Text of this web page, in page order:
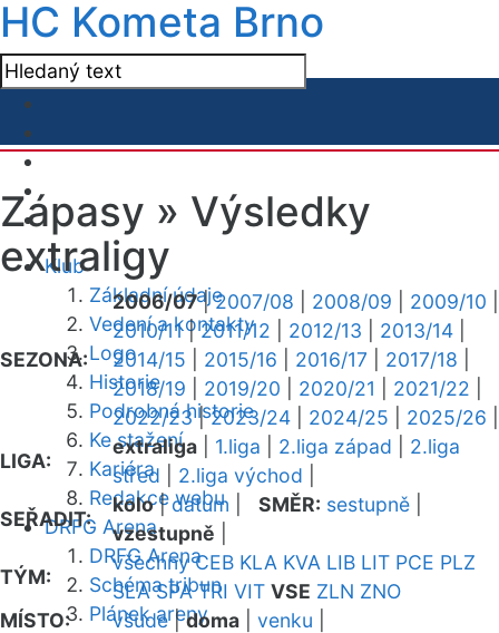
HC Kometa Brno
Klub
Základní údaje
Vedení a kontakty
Logo
Historie
Podrobná historie
Ke stažení
Kariéra
Redakce webu
DRFG Arena
DRFG Arena
Schéma tribun
Plánek areny
Zápasy » Výsledky
extraligy
SEZONA:
2006/07|2007/08 2008/09 2009/10
2010/11|2011/12 2012/13 2013/14
2014/15
2015/16 2016/17 2017/18
2018/19
2019/20 2020/21 2021/22
2022/23|2023/24 2024/25 2025/26
LIGA:
extraliga 1.liga 2.liga západ
2.liga
střed
2.liga východ
SEŘADIT:
kolo|datum SMĚR: sestupně
vzestupně
TÝM:
všechny CEB KLA KVA LIB LIT PCE PLZ
SLA SPA TRI VIT VSE ZLN ZNO
MÍSTO:
všude|doma venku